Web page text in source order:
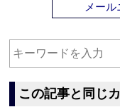
メール
この記事と同じ